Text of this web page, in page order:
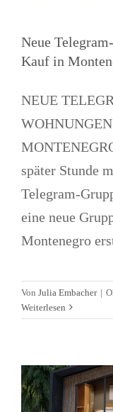
Neue
Kauf in
NEUE
später Stunde
Telegram-
eine neue
Montenegro
Von Julia Embacher |
Weiterlesen